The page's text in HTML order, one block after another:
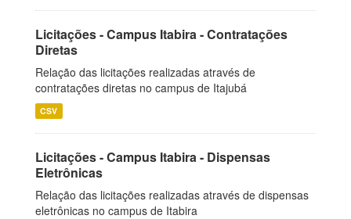
Licitações - Campus Itabira - Contratações
Diretas
Relação das licitações realizadas através de
contratações diretas no campus de Itajubá
CSV
Licitações - Campus Itabira - Dispensas
Eletrônicas
Relação das licitações realizadas através de dispensas
eletrônicas no campus de Itabira